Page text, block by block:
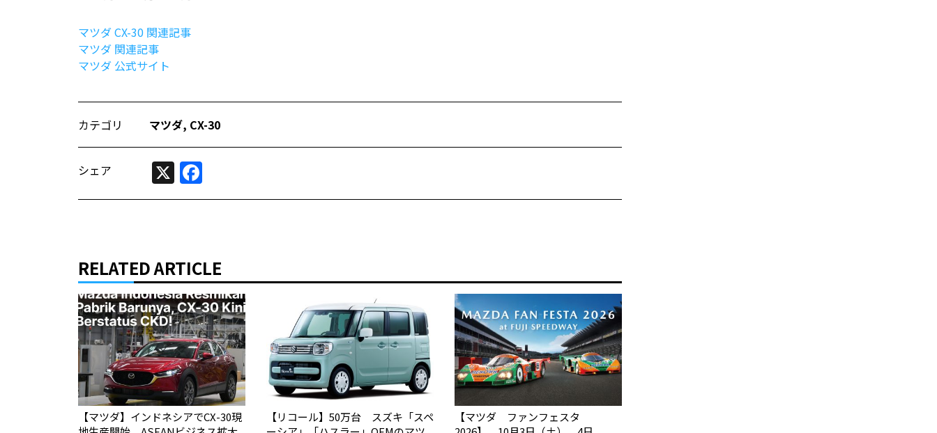
マツダ CX-30 関連記事
マツダ 関連記事
マツダ 公式サイト
カテゴリ マツダ, CX-30
シェア X
RELATED ARTICLE
【マツダ】インドネシアでCX-30現
【リコール】50万台 スズキ「スペ
【マツダ ファンフェスタ